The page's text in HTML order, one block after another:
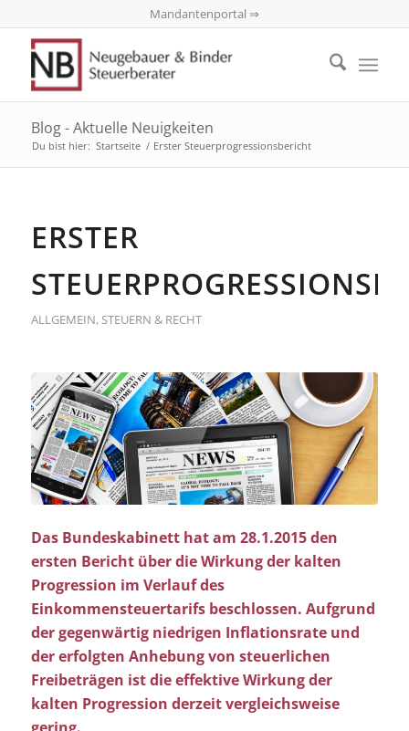
Mandantenportal ⇒
Blog - Aktuelle Neuigkeiten
Du bist hier: Startseite / Erster Steuerprogressionsbericht
ERSTER
ALLGEMEIN, STEUERN & RECHT
Das Bundeskabinett hat am 28.1.2015 den
ersten Bericht über die Wirkung der kalten
Progression im Verlauf des
Einkommensteuertarifs beschlossen. Aufgrund
der gegenwärtig niedrigen Inflationsrate und
der erfolgten Anhebung von steuerlichen
Freibeträgen ist die effektive Wirkung der
kalten Progression derzeit vergleichsweise